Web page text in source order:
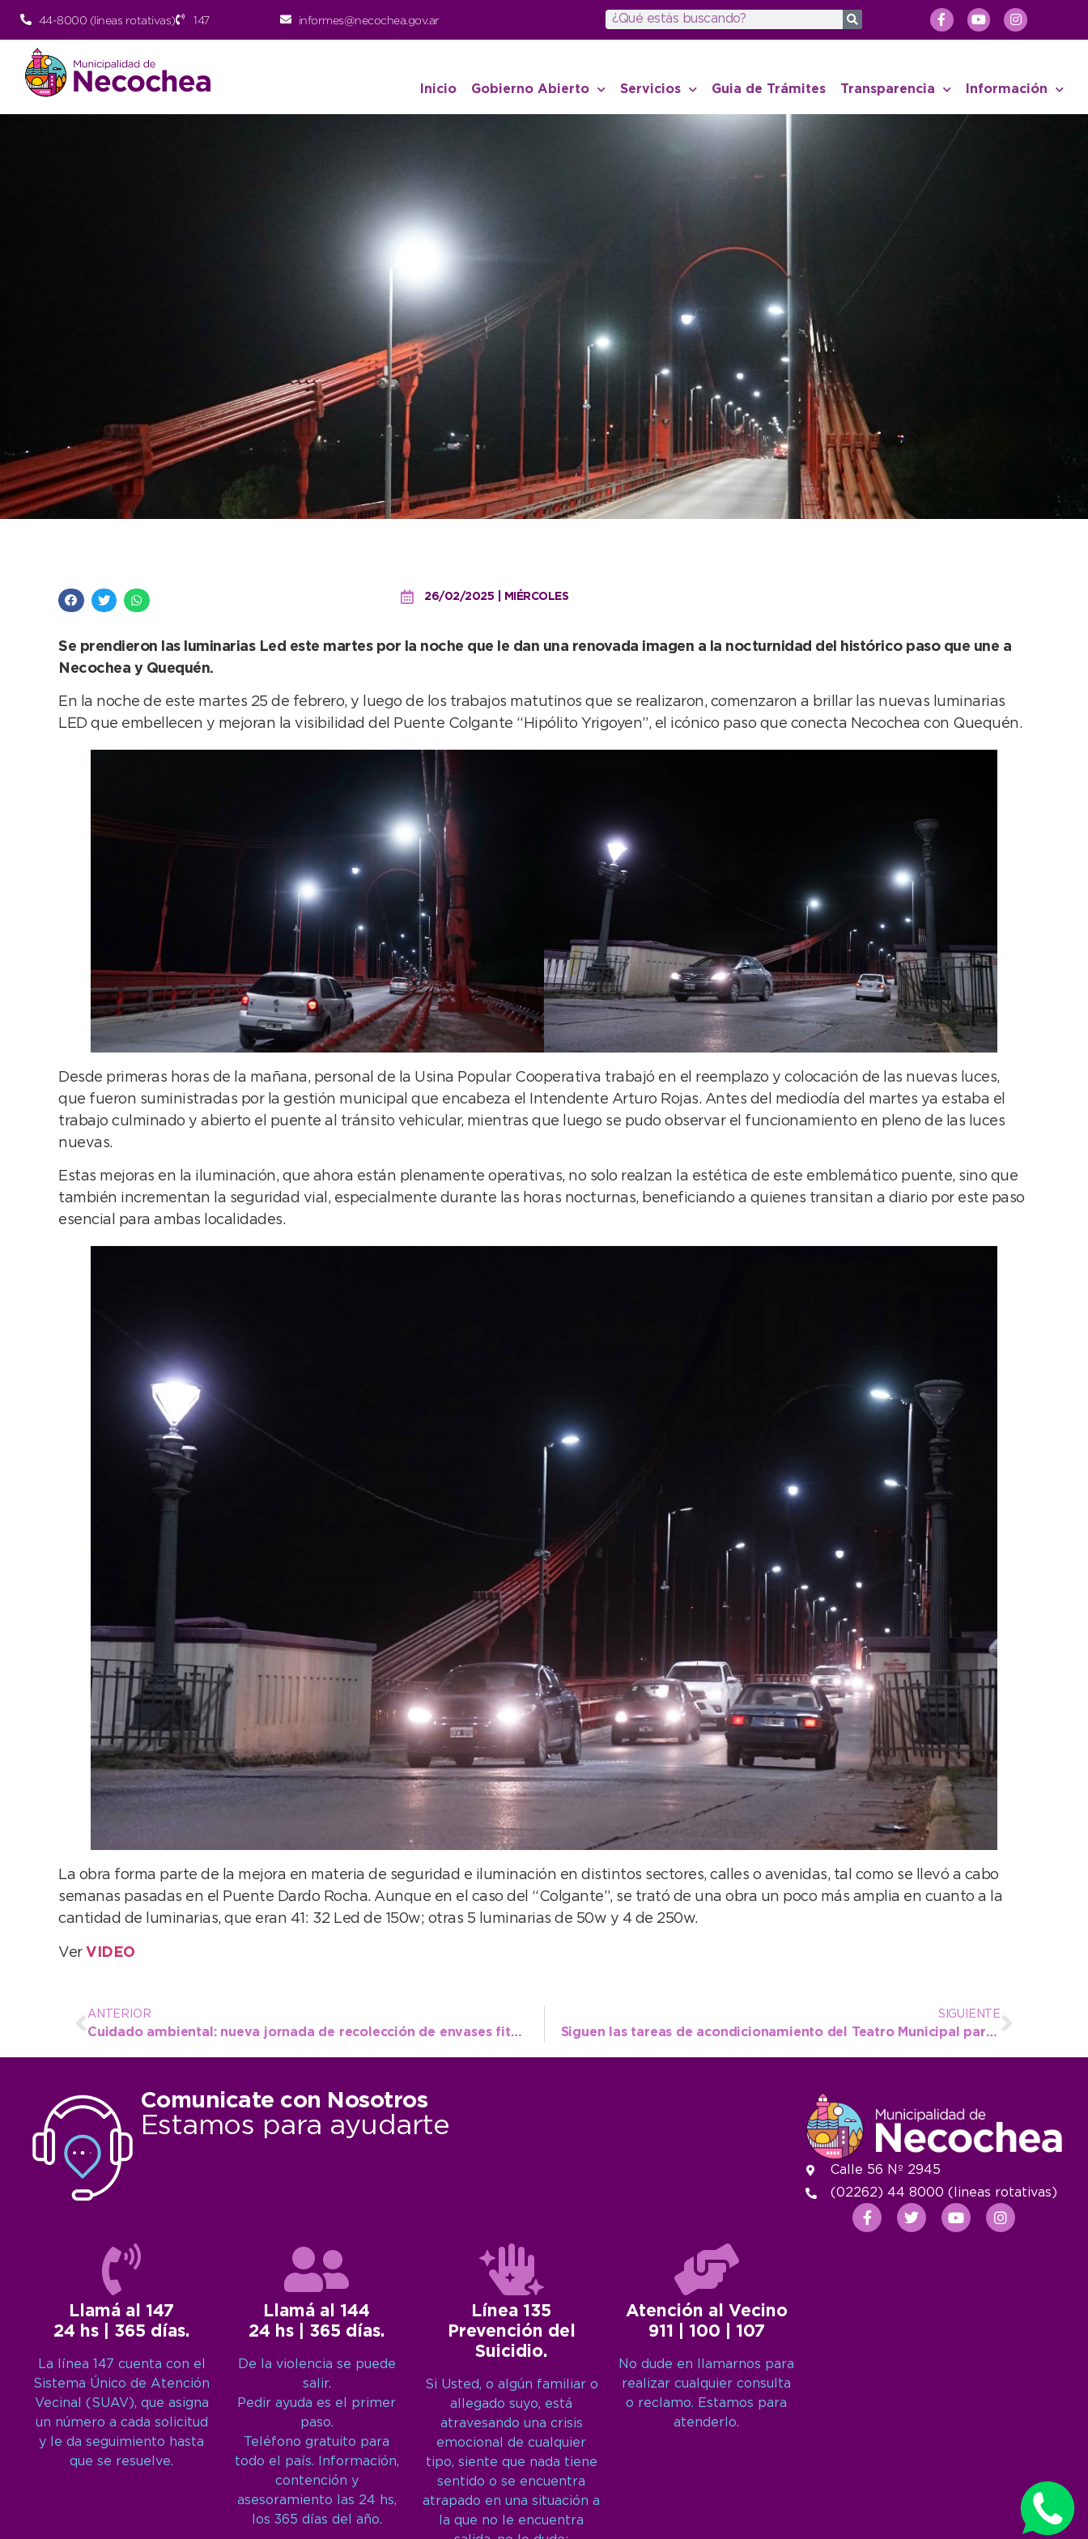
44-8000 (lineas rotativas) 147 informes@necochea.gov.ar
Inicio Gobierno Abierto Servicios Guia de Trámites Transparencia Información
26/02/2025 | MIÉRCOLES
Se prendieron las luminarias Led este martes por la noche que le dan una renovada imagen a la nocturnidad del histórico paso que une a
Necochea y Quequén.
En la noche de este martes 25 de febrero, y luego de los trabajos matutinos que se realizaron, comenzaron a brillar las nuevas luminarias
LED que embellecen y mejoran la visibilidad del Puente Colgante “Hipólito Yrigoyen”, el icónico paso que conecta Necochea con Quequén.
Desde primeras horas de la mañana, personal de la Usina Popular Cooperativa trabajó en el reemplazo y colocación de las nuevas luces,
que fueron suministradas por la gestión municipal que encabeza el Intendente Arturo Rojas. Antes del mediodía del martes ya estaba el
trabajo culminado y abierto el puente al tránsito vehicular, mientras que luego se pudo observar el funcionamiento en pleno de las luces
nuevas.
Estas mejoras en la iluminación, que ahora están plenamente operativas, no solo realzan la estética de este emblemático puente, sino que
también incrementan la seguridad vial, especialmente durante las horas nocturnas, beneficiando a quienes transitan a diario por este paso
esencial para ambas localidades.
La obra forma parte de la mejora en materia de seguridad e iluminación en distintos sectores, calles o avenidas, tal como se llevó a cabo
semanas pasadas en el Puente Dardo Rocha. Aunque en el caso del “Colgante”, se trató de una obra un poco más amplia en cuanto a la
cantidad de luminarias, que eran 41: 32 Led de 150w; otras 5 luminarias de 50w y 4 de 250w.
Ver VIDEO
ANTERIOR
Cuidado ambiental: nueva jornada de recolección de envases fitosanitarios en Juan N. Fernández
SIGUIENTE
Siguen las tareas de acondicionamiento del Teatro Municipal para su reapertura
Comunicate con Nosotros
Estamos para ayudarte
Llamá al 147
24 hs | 365 días.
La línea 147 cuenta con el
Sistema Único de Atención
Vecinal (SUAV), que asigna
un número a cada solicitud
y le da seguimiento hasta
que se resuelve.
Llamá al 144
24 hs | 365 días.
De la violencia se puede
salir.
Pedir ayuda es el primer
paso.
Teléfono gratuito para
todo el país. Información,
contención y
asesoramiento las 24 hs,
los 365 días del año.
Línea 135
Prevención del
Suicidio.
Si Usted, o algún familiar o
allegado suyo, está
atravesando una crisis
emocional de cualquier
tipo, siente que nada tiene
sentido o se encuentra
atrapado en una situación a
la que no le encuentra
Atención al Vecino
911 | 100 | 107
No dude en llamarnos para
realizar cualquier consulta
o reclamo. Estamos para
atenderlo.
Calle 56 Nº 2945
(02262) 44 8000 (lineas rotativas)